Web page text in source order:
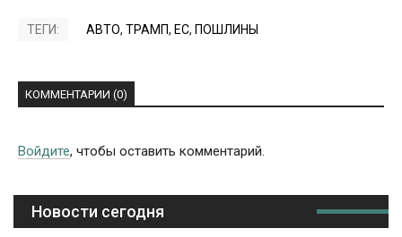
ТЕГИ: АВТО, ТРАМП, ЕС, ПОШЛИНЫ
КОММЕНТАРИИ (0)
Войдите, чтобы оставить комментарий.
Новости сегодня